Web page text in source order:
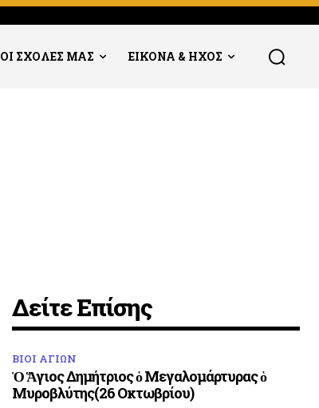
ΟΙ ΣΧΟΛΕΣ ΜΑΣ ΕΙΚΟΝΑ & ΗΧΟΣ
Δείτε Επίσης
ΒΙΟΙ ΑΓΙΩΝ
Ὁ Ἅγιος Δημήτριος ὁ Μεγαλομάρτυρας ὁ
Μυροβλύτης(26 Οκτωβρίου)